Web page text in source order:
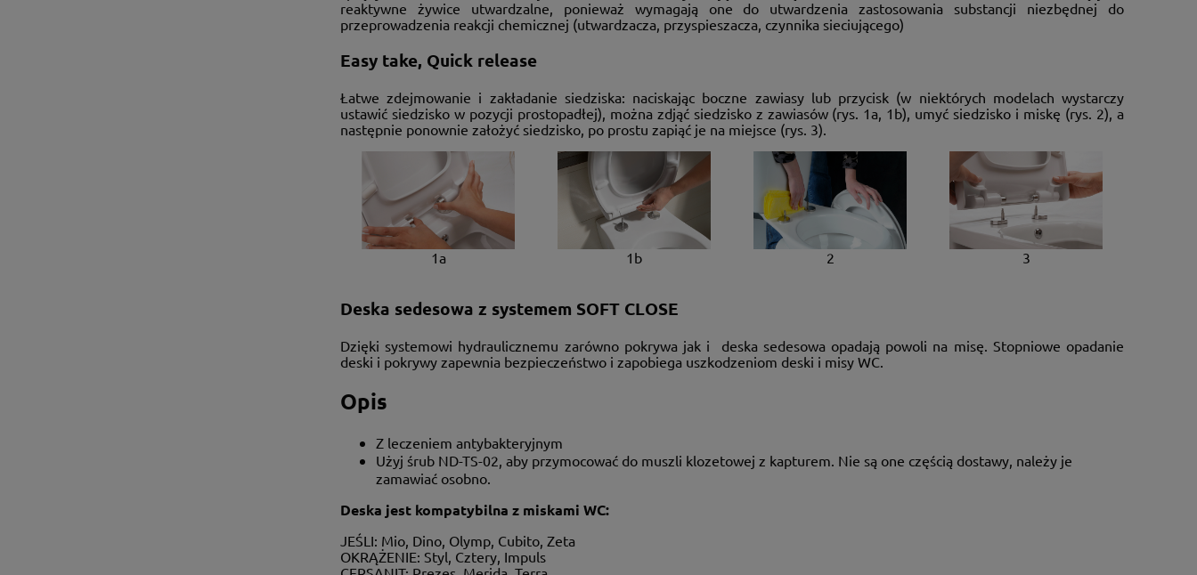
reaktywne żywice utwardzalne, ponieważ wymagają one do utwardzenia zastosowania substancji niezbędnej do
przeprowadzenia reakcji chemicznej (utwardzacza, przyspieszacza, czynnika sieciującego)
Easy take, Quick release
Łatwe zdejmowanie i zakładanie siedziska: naciskając boczne zawiasy lub przycisk (w niektórych modelach wystarczy
ustawić siedzisko w pozycji prostopadłej), można zdjąć siedzisko z zawiasów (rys. 1a, 1b), umyć siedzisko i miskę (rys. 2), a
następnie ponownie założyć siedzisko, po prostu zapiąć je na miejsce (rys. 3).
1a 1b 2 3
Deska sedesowa z systemem SOFT CLOSE
Dzięki systemowi hydraulicznemu zarówno pokrywa jak i deska sedesowa opadają powoli na misę. Stopniowe opadanie
deski i pokrywy zapewnia bezpieczeństwo i zapobiega uszkodzeniom deski i misy WC.
Opis
Z leczeniem antybakteryjnym
Użyj śrub ND-TS-02, aby przymocować do muszli klozetowej z kapturem. Nie są one częścią dostawy, należy je
zamawiać osobno.
Deska jest kompatybilna z miskami WC:
JEŚLI: Mio, Dino, Olymp, Cubito, Zeta
OKRĄŻENIE: Styl, Cztery, Impuls